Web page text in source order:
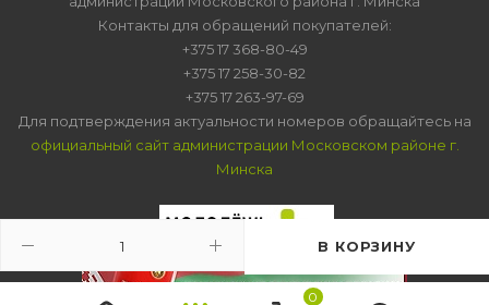
В КОРЗИНУ
0
Контакты для обращений покупателей:
+375 17 368-80-49
+375 17 258-30-82
+375 17 263-97-69
Для подтверждения актуальности номеров обращайтесь на
официальный сайт администрации Московском районе г.
Минска